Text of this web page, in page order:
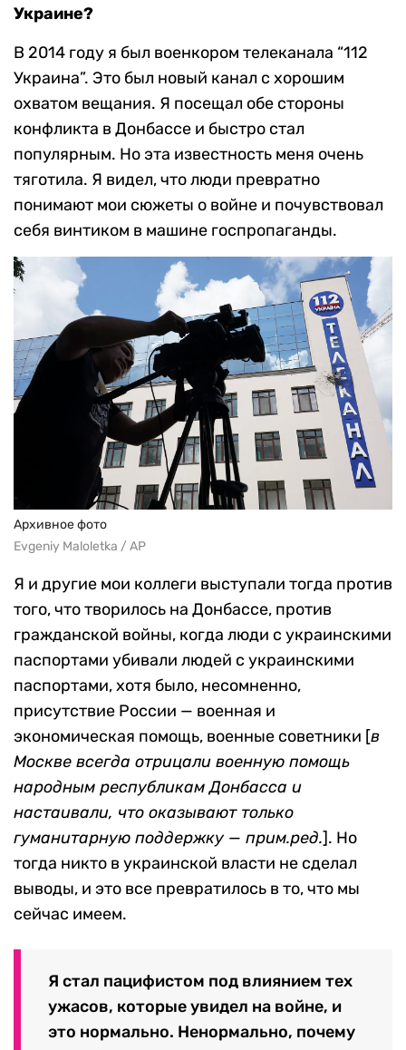
Украине?
В 2014 году я был военкором телеканала “112
Украина”. Это был новый канал с хорошим
охватом вещания. Я посещал обе стороны
конфликта в Донбассе и быстро стал
популярным. Но эта известность меня очень
тяготила. Я видел, что люди превратно
понимают мои сюжеты о войне и почувствовал
себя винтиком в машине госпропаганды.
Архивное фото
Evgeniy Maloletka / AP
Я и другие мои коллеги выступали тогда против
того, что творилось на Донбассе, против
гражданской войны, когда люди с украинскими
паспортами убивали людей с украинскими
паспортами, хотя было, несомненно,
присутствие России — военная и
экономическая помощь, военные советники [в
Москве всегда отрицали военную помощь
народным республикам Донбасса и
настаивали, что оказывают только
гуманитарную поддержку — прим.ред.]. Но
тогда никто в украинской власти не сделал
выводы, и это все превратилось в то, что мы
сейчас имеем.
Я стал пацифистом под влиянием тех
ужасов, которые увидел на войне, и
это нормально. Ненормально, почему